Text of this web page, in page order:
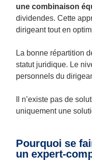
une combinaison
dividendes. Cette
dirigeant tout en
La bonne répartition
statut juridique. Le
personnels du
Il n’existe pas de
uniquement une
Pourquoi se
un expert-